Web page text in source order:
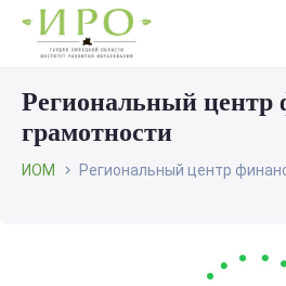
Региональный центр
грамотности
ИОМ Региональный центр